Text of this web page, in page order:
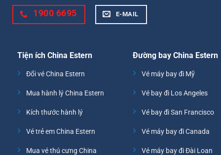
1900 6695 E-MAIL
Tiện ích China Estern
Đổi vé China Estern
Mua hành lý China Estern
Kích thước hành lý
Vé trẻ em China Estern
Mua vé thú cưng China
Đường bay China Estern
Vé máy bay đi Mỹ
Vé bay đi Los Angeles
Vé bay đi San Francisco
Vé máy bay đi Canada
Vé máy bay đi Đài Loan